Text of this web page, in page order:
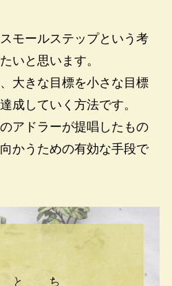
モールステップという考
いと思います。
大きな目標を小さな目標
成していく方法です。
アドラーが提唱したもの
かうための有効な手段で